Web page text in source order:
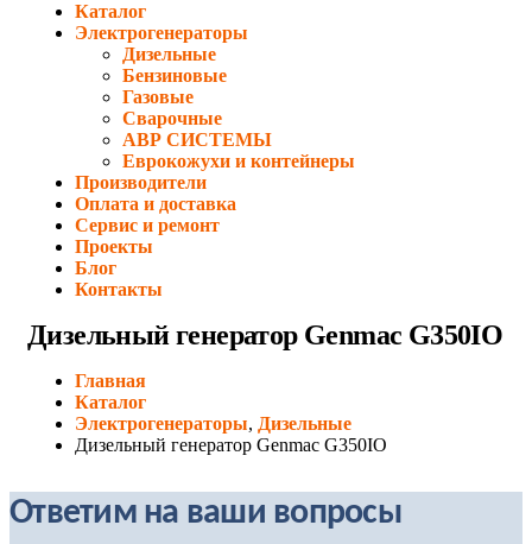
Каталог
Электрогенераторы
Дизельные
Бензиновые
Газовые
Сварочные
АВР СИСТЕМЫ
Еврокожухи и контейнеры
Производители
Оплата и доставка
Сервис и ремонт
Проекты
Блог
Контакты
Дизельный генератор Genmac G350IO
Главная
Каталог
Электрогенераторы, Дизельные
Дизельный генератор Genmac G350IO
Ответим на ваши вопросы